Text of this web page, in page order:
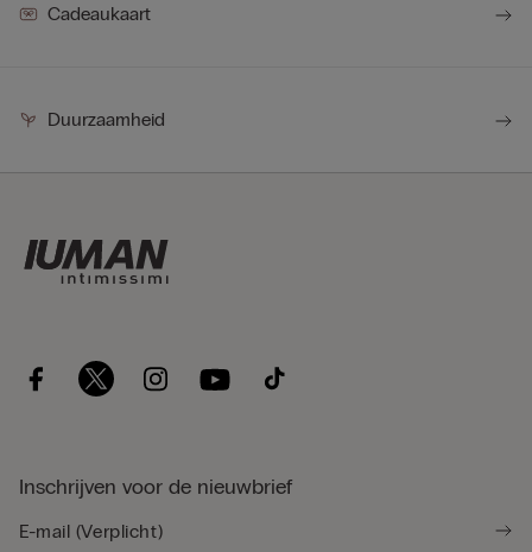
Cadeaukaart
Duurzaamheid
Inschrijven voor de nieuwbrief